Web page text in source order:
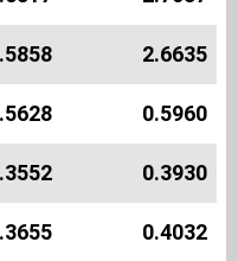
2.6635
0.5960
0.3930
0.4032